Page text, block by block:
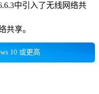
中引入了无线网络共
共享。
10 或更高